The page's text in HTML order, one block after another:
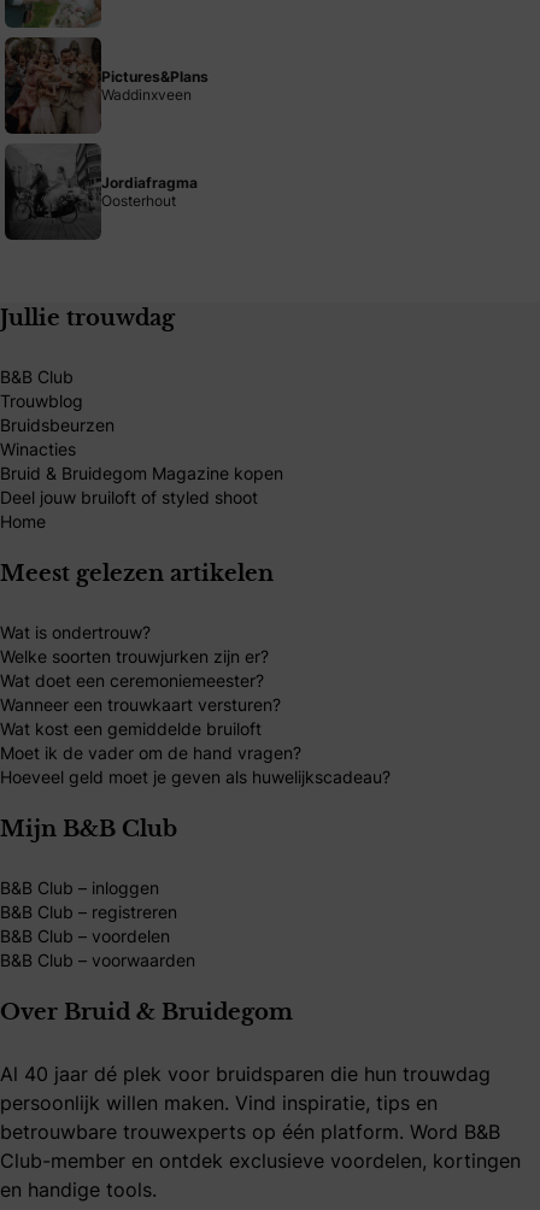
Pictures&Plans
Waddinxveen
Jordiafragma
Oosterhout
Jullie trouwdag
B&B Club
Trouwblog
Bruidsbeurzen
Winacties
Bruid & Bruidegom Magazine kopen
Deel jouw bruiloft of styled shoot
Home
Meest gelezen artikelen
Wat is ondertrouw?
Welke soorten trouwjurken zijn er?
Wat doet een ceremoniemeester?
Wanneer een trouwkaart versturen?
Wat kost een gemiddelde bruiloft
Moet ik de vader om de hand vragen?
Hoeveel geld moet je geven als huwelijkscadeau?
Mijn B&B Club
B&B Club – inloggen
B&B Club – registreren
B&B Club – voordelen
B&B Club – voorwaarden
Over Bruid & Bruidegom
Al 40 jaar dé plek voor bruidsparen die hun trouwdag
persoonlijk willen maken. Vind inspiratie, tips en
betrouwbare trouwexperts op één platform. Word B&B
Club-member en ontdek exclusieve voordelen, kortingen
en handige tools.